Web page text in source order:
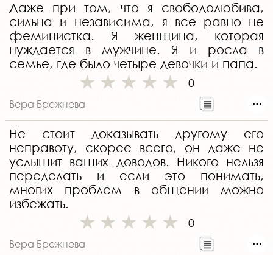
Даже при том, что я свободолюбива,
сильна и независима, я все равно не
феминистка. Я женщина, которая
нуждается в мужчине. Я и росла в
семье, где было четыре девочки и папа.
0
Вера Брежнева
Не стоит доказывать другому его
неправоту, скорее всего, он даже не
услышит ваших доводов. Никого нельзя
переделать и если это понимать,
многих проблем в общении можно
избежать.
0
Вера Брежнева